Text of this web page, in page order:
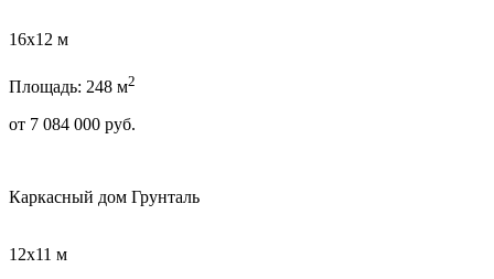
16х12 м
Площадь: 248 м2
от 7 084 000 руб.
Каркасный дом Грунталь
12х11 м